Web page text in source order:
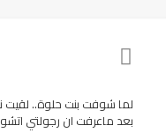
لما شوفت بنت حلوة.. لقيت
بعد ماعرفت ان رجولتي